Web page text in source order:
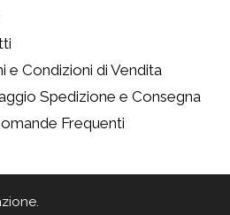
e Condizioni di Vendita
Spedizione e Consegna
Frequenti